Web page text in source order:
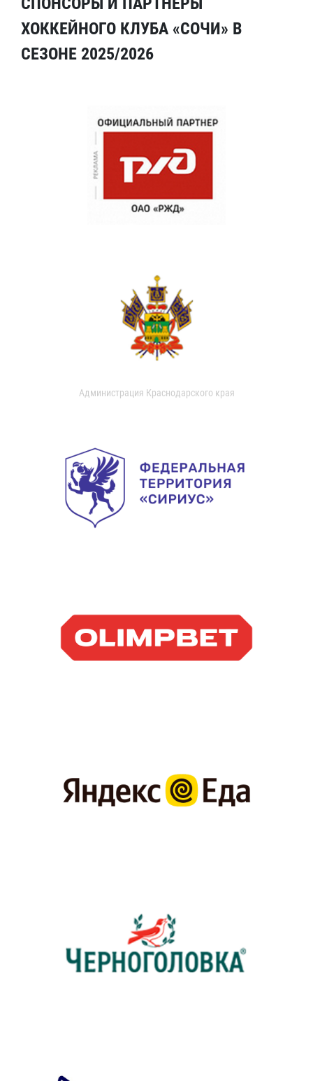
ХОККЕЙНОГО КЛУБА «СОЧИ» В
СЕЗОНЕ 2025/2026
Администрация Краснодарского края